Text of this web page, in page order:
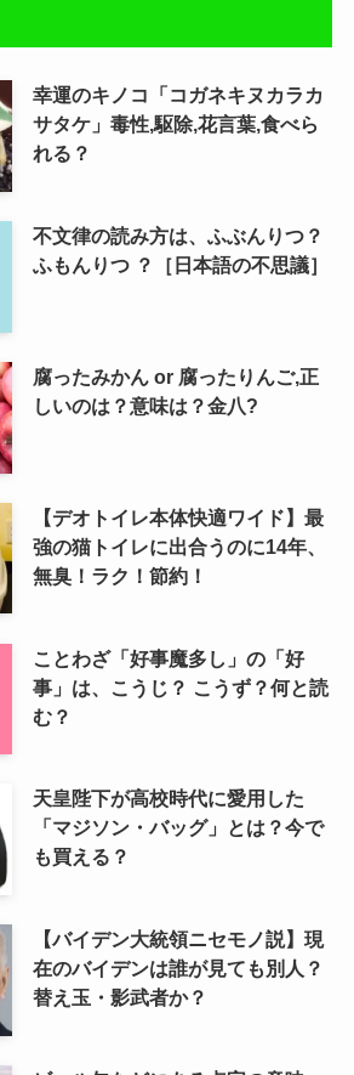
幸運のキノコ「コガネキヌカラカ
サタケ」毒性,駆除,花言葉,食べら
れる？
不文律の読み方は、ふぶんりつ？
ふもんりつ ？［日本語の不思議］
腐ったみかん or 腐ったりんご,正
しいのは？意味は？金八?
【デオトイレ本体快適ワイド】最
強の猫トイレに出合うのに14年、
無臭！ラク！節約！
ことわざ「好事魔多し」の「好
事」は、こうじ？ こうず？何と読
む？
天皇陛下が高校時代に愛用した
「マジソン・バッグ」とは？今で
も買える？
【バイデン大統領ニセモノ説】現
在のバイデンは誰が見ても別人？
替え玉・影武者か？